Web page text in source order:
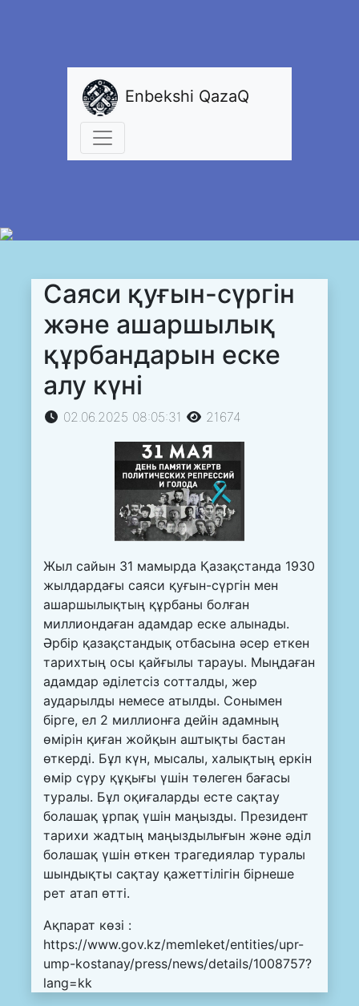
Enbekshi QazaQ
Саяси қуғын-сүргін
және ашаршылық
құрбандарын еске
алу күні
02.06.2025 08:05:31 21674
Жыл сайын 31 мамырда Қазақстанда 1930
жылдардағы саяси қуғын-сүргін мен
ашаршылықтың құрбаны болған
миллиондаған адамдар еске алынады.
Әрбір қазақстандық отбасына әсер еткен
тарихтың осы қайғылы тарауы. Мыңдаған
адамдар әділетсіз сотталды, жер
аударылды немесе атылды. Сонымен
бірге, ел 2 миллионға дейін адамның
өмірін қиған жойқын аштықты бастан
өткерді. Бұл күн, мысалы, халықтың еркін
өмір сүру құқығы үшін төлеген бағасы
туралы. Бұл оқиғаларды есте сақтау
болашақ ұрпақ үшін маңызды. Президент
тарихи жадтың маңыздылығын және әділ
болашақ үшін өткен трагедиялар туралы
шындықты сақтау қажеттілігін бірнеше
рет атап өтті.
Ақпарат көзі :
https://www.gov.kz/memleket/entities/upr-
ump-kostanay/press/news/details/1008757?
lang=kk